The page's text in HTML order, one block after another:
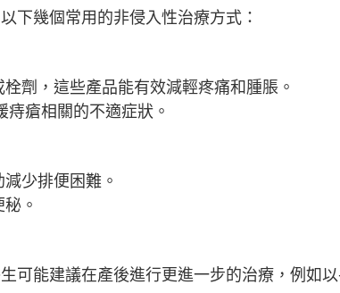
下幾個常用的非侵入性治療方式：
劑，這些產品能有效減輕疼痛和腫脹。
瘡相關的不適症狀。
少排便困難。
。
可能建議在產後進行更進一步的治療，例如